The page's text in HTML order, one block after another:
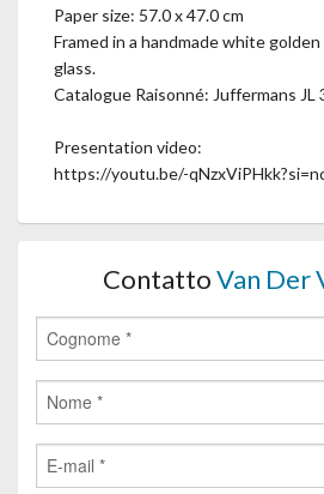
Paper size: 57.0 x 47.0 cm
Framed in a handmade white
glass.
Catalogue Raisonné: Juffermans JL
Presentation video:
https://youtu.be/-
ContattoVan Der